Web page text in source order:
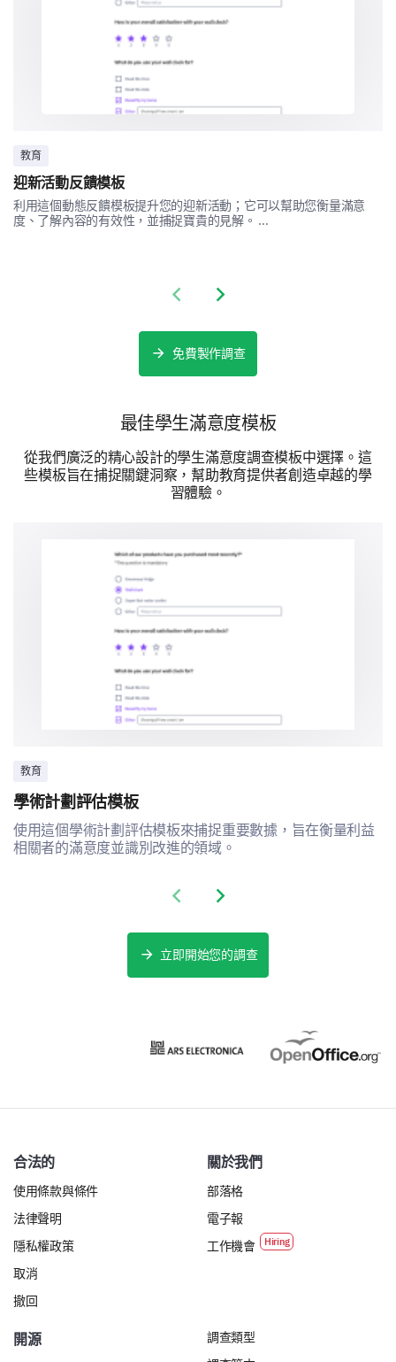
的職業目標和期望。
您的研究生課程是否提供了足夠的職業支持和指
偶爾
很少
並評論其有效性）
實習機會
招聘會參加
簡歷/CV的協助
研討會/講座
最後，讓我們探索您與大學社區的互動及您的整體滿意
在1-5的範圍內，您對您的研究生課程整體滿意
(1 - 非常不滿意，2 - 不滿意，3 - 中立，4 - 滿
意，5 - 非常滿意)
1
教育
迎新活動反饋模板
利用這個動態反饋模板提升您的迎新活動；它可以幫助您衡量滿意
度、了解內容的有效性，並捕捉寶貴的見解。 ...
Previous slide
Next slide
免費製作調查
最佳學生滿意度模板
從我們廣泛的精心設計的學生滿意度調查模板中選擇。這
些模板旨在捕捉關鍵洞察，幫助教育提供者創造卓越的學
習體驗。
教育
學術計劃評估模板
使用這個學術計劃評估模板來捕捉重要數據，旨在衡量利益
相關者的滿意度並識別改進的領域。
Previous slide
Next slide
立即開始您的調查
合法的
使用條款與條件
法律聲明
隱私權政策
取消
撤回
關於我們
部落格
電子報
工作機會
開源
調查類型